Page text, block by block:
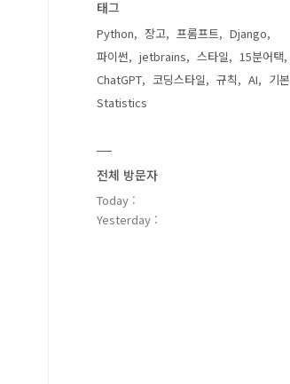
태그
Python 장고 프롬프트
Django
파이썬
jetbrains 스타일
15분어택
ChatGPT
코딩스타일 규칙 AI
기본
Statistics
전체 방문자
Today :
Yesterday :